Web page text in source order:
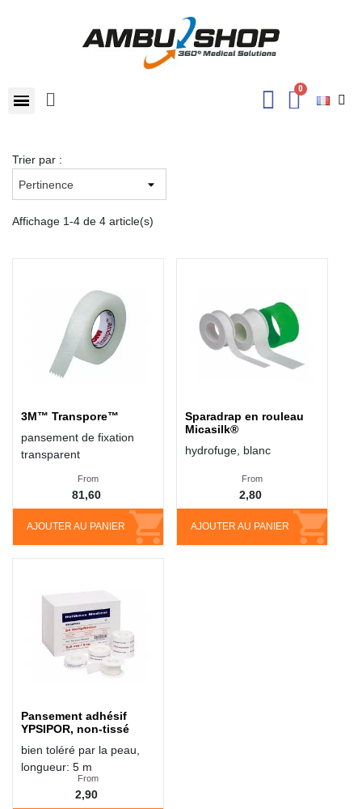
Trier par :
Affichage 1-4 de 4 article(s)
3M™ Transpore™
pansement de fixation
transparent
AJOUTER AU PANIER
From
81,60
Sparadrap en rouleau
Micasilk®
hydrofuge, blanc
AJOUTER AU PANIER
From
2,80
Pansement adhésif
YPSIPOR, non-tissé
bien toléré par la peau,
longueur: 5 m
From
2,90